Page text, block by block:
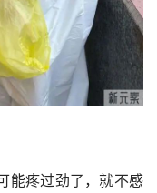
能疼过劲了，就不感